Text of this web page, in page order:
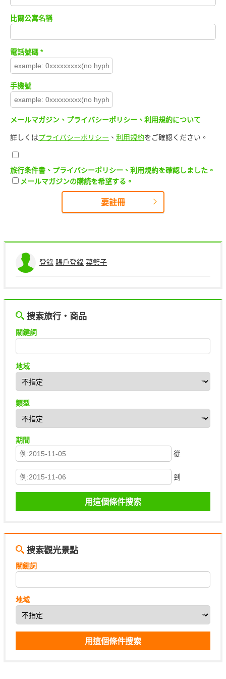
比爾公寓名稱
電話號碼 *
手機號
メールマガジン、プライバシーポリシー、利用規約について
詳しくはプライバシーポリシー 、 利用規約をご確認ください。
旅行条件書、プライバシーポリシー、利用規約を確認しました。
メールマガジンの購読を希望する。
要註冊
登錄 賬戶登錄 菜籃子
搜索旅行・商品
關鍵詞
地域
類型
期間
從
到
搜索觀光景點
關鍵詞
地域